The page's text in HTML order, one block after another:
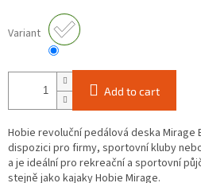
Variant
Add to cart
Hobie revoluční pedálová deska Mirage
dispozici pro firmy, sportovní kluby
a je ideální pro rekreační a sportovní
stejně jako kajaky Hobie Mirage.